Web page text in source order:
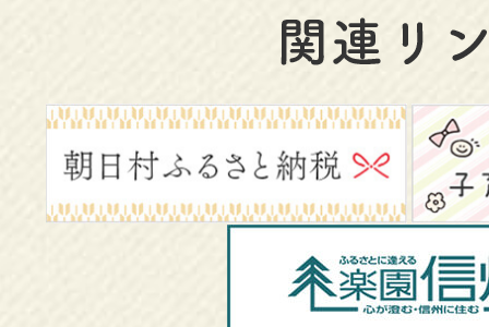
連
リ
ン
ク